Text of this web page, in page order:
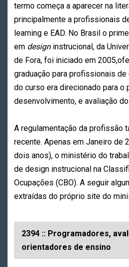
termo começa a aparecer na
principalmente a profissionais
learning e EAD. No Brasil o
em design instrucional, da
de Fora, foi iniciado em
graduação para profissionais de
do curso era direcionado para o
desenvolvimento, e avaliação
A regulamentação da profissão
recente. Apenas em Janeiro de
dois anos), o ministério do
de design instrucional na
Ocupações (CBO). A seguir
extraídas do próprio site do
2394 :: Programadores,
orientadores de ensino